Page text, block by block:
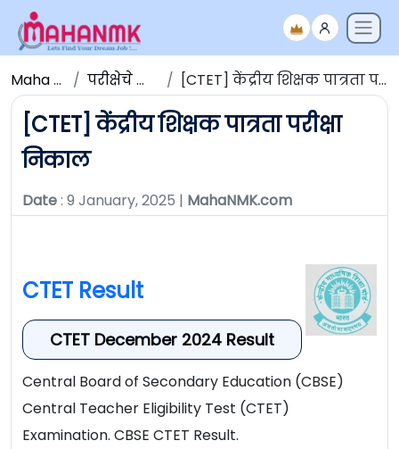
Maha NMK परीक्षेचे निकाल [CTET] केंद्रीय शिक्षक पात्रता परीक्षा निकाल
[CTET] केंद्रीय शिक्षक पात्रता परीक्षा
निकाल
Date: 9 January, 2025 | MahaNMK.com
CTET Result
CTET December 2024 Result
Central Board of Secondary Education (CBSE)
Central Teacher Eligibility Test (CTET)
Examination. CBSE CTET Result.